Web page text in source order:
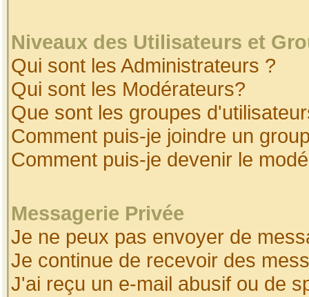
Niveaux des Utilisateurs et
Qui sont les Administrateurs ?
Qui sont les Modérateurs?
Que sont les groupes
Comment puis-je joindre un
Comment puis-je devenir le
Messagerie Privée
Je ne peux pas envoyer de
Je continue de recevoir des
J'ai reçu un e-mail abusif ou de